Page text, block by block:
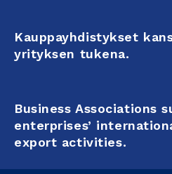
Kauppayhdistykset
yrityksen tukena.
Business Associations
enterprises’
export activities.